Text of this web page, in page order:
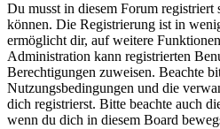
Du musst in diesem Forum registriert
können. Die Registrierung ist in
ermöglicht dir, auf weitere
Administration kann registrierten
Berechtigungen zuweisen. Beachte
Nutzungsbedingungen und die
dich registrierst. Bitte beachte auch
wenn du dich in diesem Board